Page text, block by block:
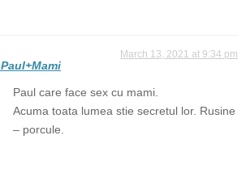
Paul+Mami
March 13, 2021 at 9:34 pm
Paul care face sex cu mami.
Acuma toata lumea stie secretul lor. Rusine
– porcule.